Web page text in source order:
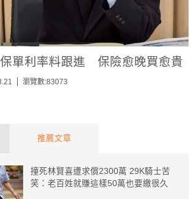
單利率料跟進 保險愈晚買愈貴
瀏覽數:83073
推薦文章
撞死林賢喜遭求償2300萬 29K騎士苦
笑：老百姓就賺這樣50萬也要繳很久